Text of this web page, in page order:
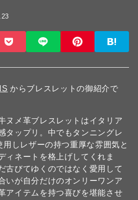
からブレスレットの御紹介で
ヌメ革ブレスレットはイタリア
タップリ。中でもタンニングレ
しレザーの持つ重厚な雰囲気と
ィネートを格上げしてくれま
古びてゆくのではなく愛用して
いが自分だけのオンリーワンア
アイテムを持つ喜びを堪能させ